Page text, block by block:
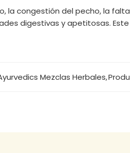
la congestión del pecho, la
digestivas y apetitosas.
Mezclas Herbales,